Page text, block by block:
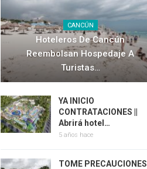
CANCÚN
Hoteleros De Cancún
Reembolsan Hospedaje A
Turistas…
YA INICIO
CONTRATACIONES ||
Abrirá hotel…
5 años hace
TOME PRECAUCIONES||